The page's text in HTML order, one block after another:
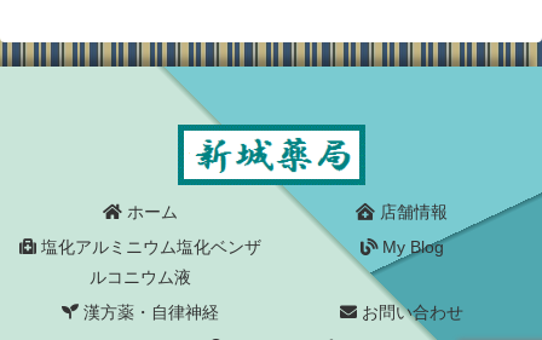
ホーム
店舗情報
塩化アルミニウム塩化ベンザ
ルコニウム液
My Blog
漢方薬・自律神経
お問い合わせ